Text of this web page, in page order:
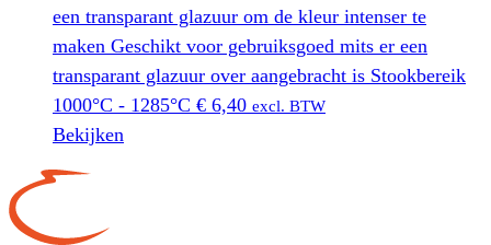
een transparant glazuur om de kleur intenser te
maken Geschikt voor gebruiksgoed mits er een
transparant glazuur over aangebracht is Stookbereik
1000°C - 1285°C € 6,40 excl. BTW
Bekijken